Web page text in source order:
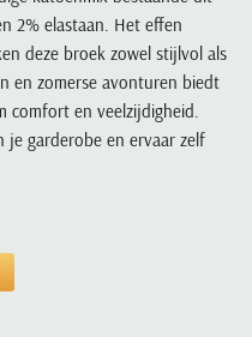
2% elastaan. Het effen
deze broek zowel stijlvol als
en zomerse avonturen biedt
comfort en veelzijdigheid.
je garderobe en ervaar zelf